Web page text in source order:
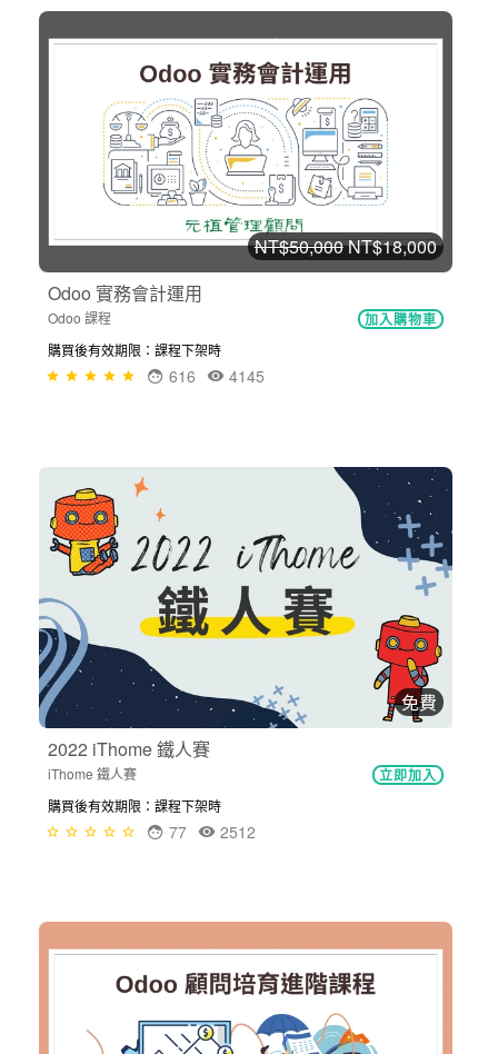
NT$50,000NT$18,000
Odoo 實務會計運用
Odoo 課程 加入購物車
購買後有效期限：課程下架時
4145
616
免費
2022 iThome 鐵人賽
iThome 鐵人賽 立即加入
購買後有效期限：課程下架時
2512
77